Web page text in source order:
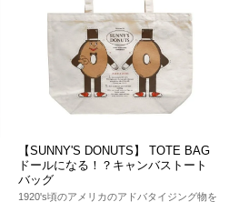
【SUNNY'S DONUTS】 TOTE BAG
ドールになる！？キャンバストート
バッグ
1920's頃のアメリカのアドバタイジング物を